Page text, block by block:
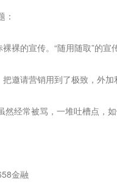
的宣传。“随用随取”的宣
请营销用到了极致，外加
经常被骂，一堆吐槽点，如
金融